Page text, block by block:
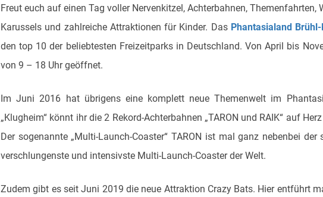
Freut euch auf einen Tag voller Nervenkitzel, Achterbahnen, Themenfahrten,
Karussels und zahlreiche Attraktionen für Kinder. Das Phantasialand
den top 10 der beliebtesten Freizeitparks in Deutschland. Von April bis
von 9 – 18 Uhr geöffnet.
Im Juni 2016 hat übrigens eine komplett neue Themenwelt im
„Klugheim“ könnt ihr die 2 Rekord-Achterbahnen „TARON und RAIK“ auf
Der sogenannte „Multi-Launch-Coaster“ TARON ist mal ganz nebenbei der
verschlungenste und intensivste Multi-Launch-Coaster der Welt.
Zudem gibt es seit Juni 2019 die neue Attraktion Crazy Bats. Hier entführt